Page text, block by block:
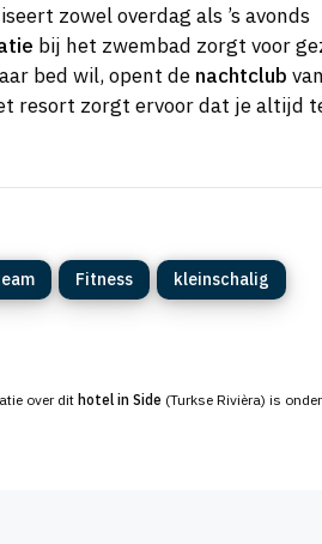
zowel overdag als ’s avonds
bij het zwembad zorgt voor
bed wil, opent de nachtclub
resort zorgt ervoor dat je altijd
Fitness kleinschalig
over dit hotel in Side (Turkse Rivièra) is